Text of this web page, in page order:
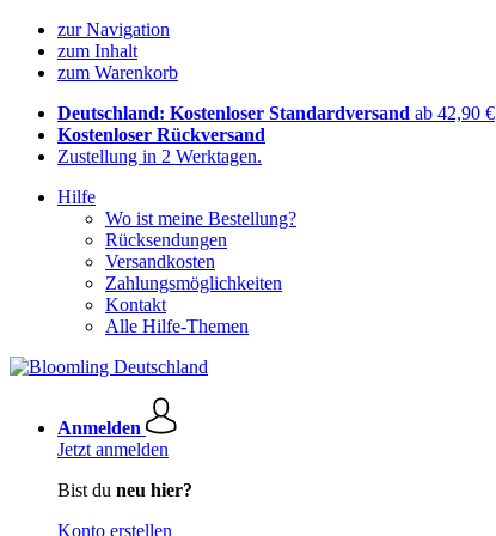
zur Navigation
zum Inhalt
zum Warenkorb
Deutschland: Kostenloser Standardversand ab 42,90 €
Kostenloser Rückversand
Zustellung in 2 Werktagen.
Hilfe
Wo ist meine Bestellung?
Rücksendungen
Versandkosten
Zahlungsmöglichkeiten
Kontakt
Alle Hilfe-Themen
Anmelden
Jetzt anmelden
Bist du neu hier?
Konto erstellen